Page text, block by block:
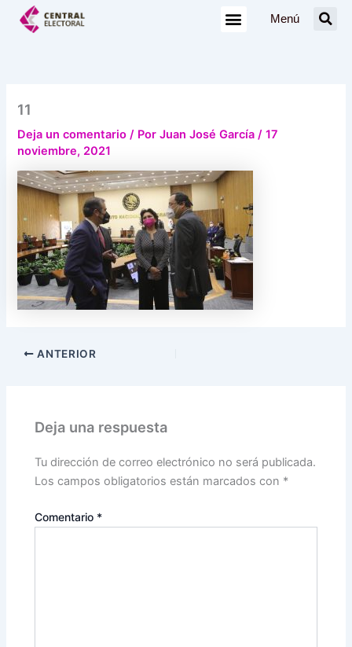
Menú
11
Deja un comentario / PorJuan José García/17
noviembre, 2021
ANTERIOR
Deja una respuesta
Tu dirección de correo electrónico no será publicada.
Los campos obligatorios están marcados con *
Comentario *